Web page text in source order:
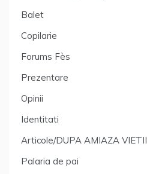
Balet
Copilarie
Forums Fès
Prezentare
Opinii
Identitati
Articole/DUPA AMIAZA VIETII
Palaria de pai